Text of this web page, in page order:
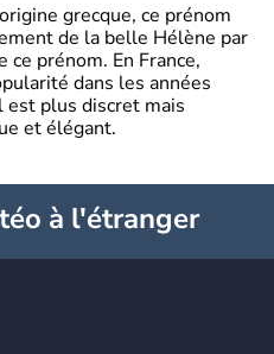
grecque, ce prénom
de la belle Hélène par
ce prénom. En France,
dans les années
plus discret mais
et élégant.
à l'étranger